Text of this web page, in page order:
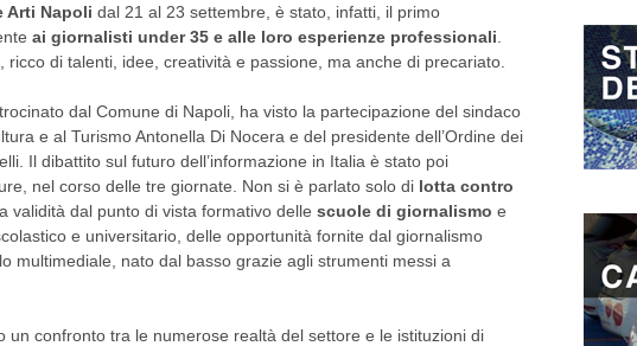
Arti Napoli dal 21 al 23 settembre, è stato, infatti, il primo
ai giornalisti under 35 e alle loro esperienze professionali
di talenti, idee, creatività e passione, ma anche di precariato.
dal Comune di Napoli, ha visto la partecipazione del sindaco
e al Turismo Antonella Di Nocera e del presidente dell’Ordine dei
Il dibattito sul futuro dell’informazione in Italia è stato poi
nel corso delle tre giornate. Non si è parlato solo di lotta contro
validità dal punto di vista formativo delle scuole di giornalismo e
e universitario, delle opportunità fornite dal giornalismo
multimediale, nato dal basso grazie agli strumenti messi a
un confronto tra le numerose realtà del settore e le istituzioni di